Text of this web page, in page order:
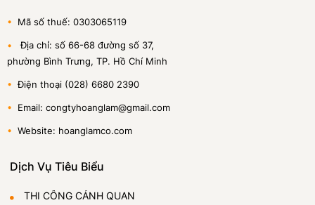
• Mã số thuế: 0303065119
• Địa chỉ: số 66-68 đường số 37,
phường Bình Trưng, TP. Hồ Chí Minh
• Điện thoại (028) 6680 2390
• Email: congtyhoanglam@gmail.com
• Website: hoanglamco.com
Dịch Vụ Tiêu Biểu
THI CÔNG CẢNH QUAN